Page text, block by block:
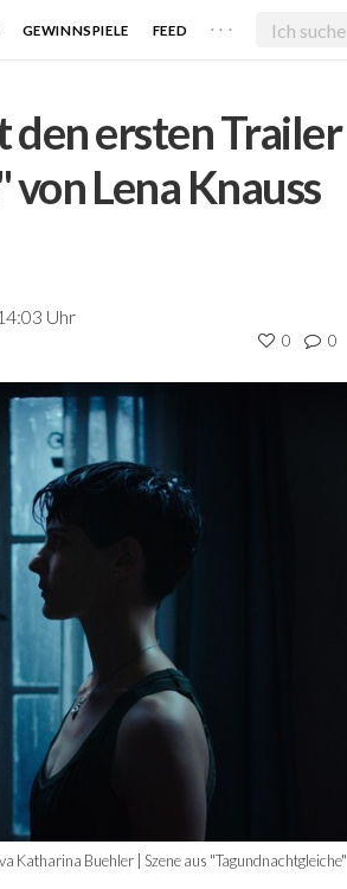
GEWINNSPIELE FEED . . .
den ersten Trailer
Lena Knauss
Uhr
0 0
Katharina Buehler | Szene aus "Tagundnachtgleiche"